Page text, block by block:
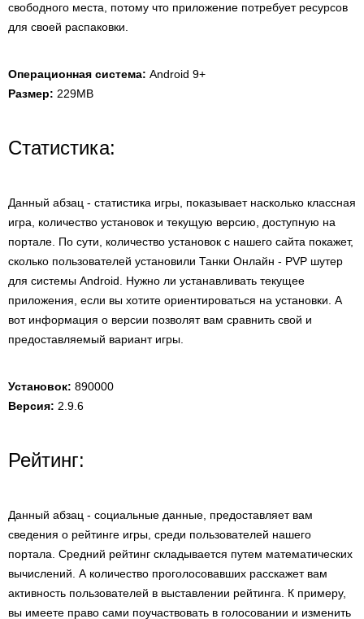
свободного места, потому что приложение потребует ресурсов
для своей распаковки.
Операционная система: Android 9+
Размер: 229MB
Статистика:
Данный абзац - статистика игры, показывает насколько классная
игра, количество установок и текущую версию, доступную на
портале. По сути, количество установок с нашего сайта покажет,
сколько пользователей установили Танки Онлайн - PVP шутер
для системы Android. Нужно ли устанавливать текущее
приложения, если вы хотите ориентироваться на установки. А
вот информация о версии позволят вам сравнить свой и
предоставляемый вариант игры.
Установок: 890000
Версия: 2.9.6
Рейтинг:
Данный абзац - социальные данные, предоставляет вам
сведения о рейтинге игры, среди пользователей нашего
портала. Средний рейтинг складывается путем математических
вычислений. А количество проголосовавших расскажет вам
активность пользователей в выставлении рейтинга. К примеру,
вы имеете право сами поучаствовать в голосовании и изменить